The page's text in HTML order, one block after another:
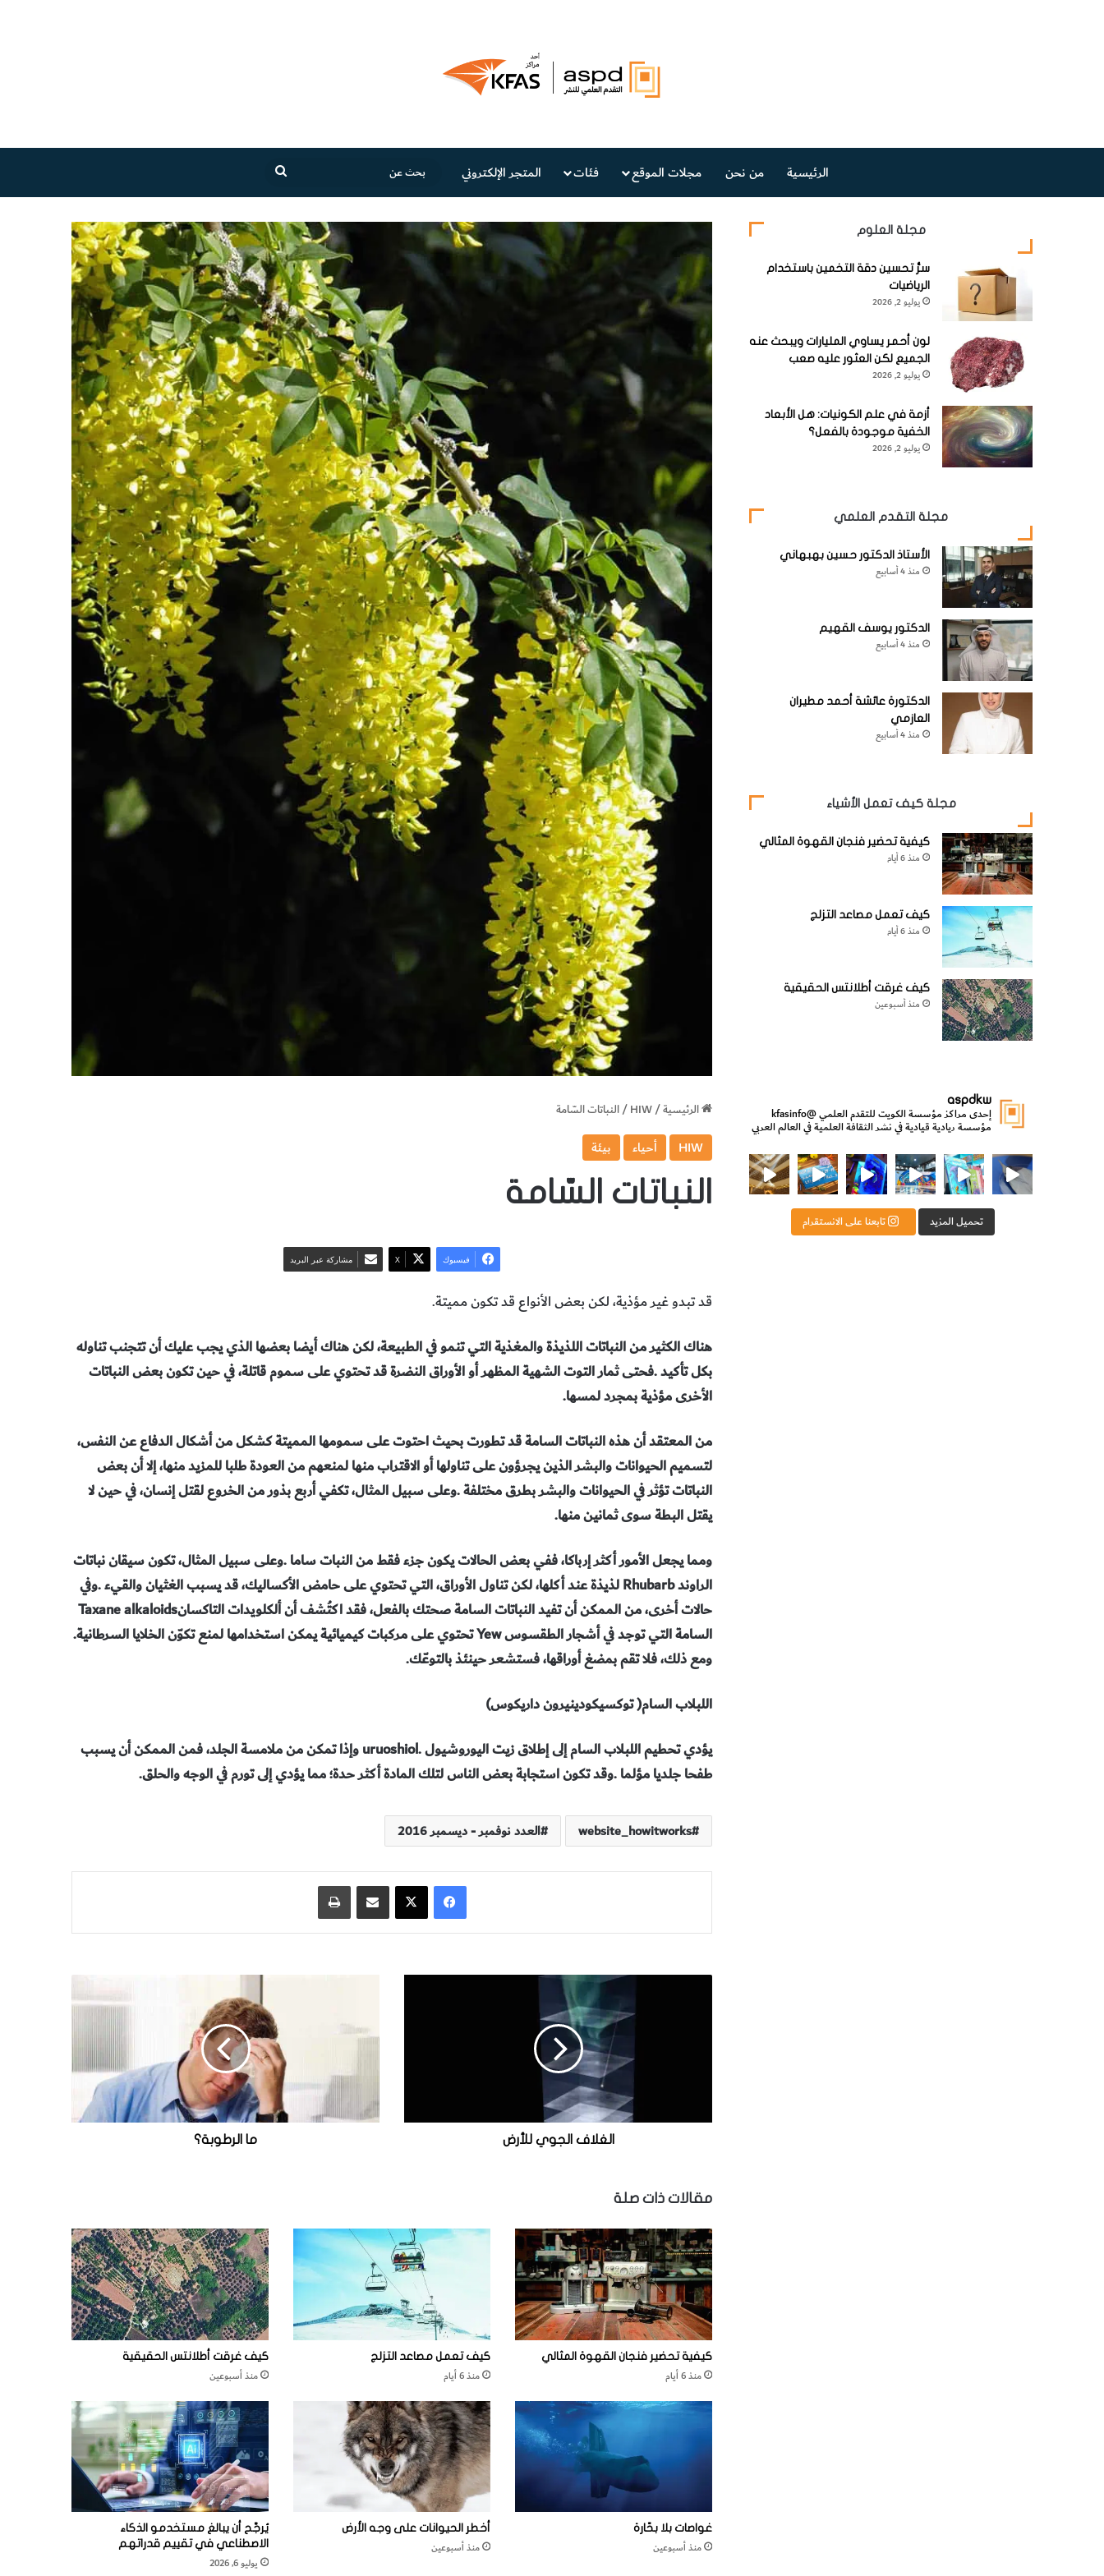
الرئيسية من نحن مجلات الموقع فئات المتجر الإلكتروني
عن
الرئيسية/
HIW
/النباتات السّامة
HIW أحياء بيئة
النباتات السّامة
فيسبوك ‫X مشاركة عبر البريد
قد‭ ‬تبدو‭ ‬غير‭ ‬مؤذية،‭ ‬لكن‭ ‬بعض‭ ‬الأنواع‭ ‬قد‭ ‬تكون‭ ‬مميتة‭.‬
‬الأخرى‭ ‬مؤذية‭ ‬بمجرد‭ ‬لمسها‭.‬
‬يقتل‭ ‬البطة‭ ‬سوى‭ ‬ثمانين‭ ‬منها‭.‬
‬حالات‭ ‬أخرى،‭ ‬من‭ ‬الممكن‭ ‬أن‭ ‬تفيد‭ ‬النباتات‭ ‬السامة‭ ‬صحتك‭ ‬بالفعل،‭ ‬فقد‭ ‬اكتُشف‭ ‬أن‭ ‬ألكلويدات‭ ‬التاكسان‭ ‬Taxane alkaloids‭
‬السامة‭ ‬التي‭ ‬توجد‭ ‬في‭ ‬أشجار‭ ‬الطقسوس‭ ‬Yew‭ ‬تحتوي‭ ‬على‭ ‬مركبات‭ ‬كيميائية‭ ‬يمكن‭ ‬استخدامها‭ ‬لمنع‭ ‬تكوّن‭ ‬الخلايا‭ ‬السرطانية‭.
‬ومع‭ ‬ذلك،‭ ‬فلا‭ ‬تقم‭ ‬بمضغ‭ ‬أوراقها،‭ ‬فستشعر‭ ‬حينئذ‭ ‬بالتوعّك‭.‬
اللبلاب‭ ‬السام‭ )‬توكسيكودينيرون‭ ‬داريكوس‭(
‬طفحا‭ ‬جلديا‭ ‬مؤلما‭. ‬وقد‭ ‬تكون‭ ‬استجابة‭ ‬بعض‭ ‬الناس‭ ‬لتلك‭ ‬المادة‭ ‬أكثر‭ ‬حدة؛‭ ‬مما‭ ‬يؤدي‭ ‬إلى‭ ‬تورم‭ ‬في‭ ‬الوجه‭ ‬والحلق‭.‬
website_howitworks العدد نوفمبر - ديسمبر 2016
فيسبوك ‫X مشاركة عبر البريد
ج
ل
أ
ر
ض
الغلاف الجوي للأرض
ل
ب
ة
ما الرطوبة؟
مقالات ذات صلة
كيفية تحضير فنجان القهوة المثالي
منذ 6 أيام
كيف تعمل مصاعد التزلج
منذ 6 أيام
كيف غرقت أطلانتس الحقيقية
منذ أسبوعين
غواصات بلا بحّارة
منذ أسبوعين
أخطر الحيوانات على وجه الأرض
منذ أسبوعين
يُرجَّح أن يبالغ مستخدمو الذكاء
الاصطناعي في تقييم قدراتهم
يوليو 6, 2026
مجلة العلوم
سرُّ تحسين دقة التخمين باستخدام
الرياضيات
يوليو 2, 2026
لون أحمر يساوي المليارات ويبحث عنه
الجميع لكن العثور عليه صعب
يوليو 2, 2026
أزمة في علم الكونيات: هل الأبعاد
الخفية موجودة بالفعل؟
يوليو 2, 2026
مجلة التقدم العلمي
الأستاذ الدكتور حسين بهبهاني
منذ 4 أسابيع
الدكتور يوسف القهيم
منذ 4 أسابيع
الدكتورة عائشة أحمد مطيران
العازمي
منذ 4 أسابيع
مجلة كيف تعمل الأشياء
كيفية تحضير فنجان القهوة المثالي
منذ 6 أيام
كيف تعمل مصاعد التزلج
منذ 6 أيام
كيف غرقت أطلانتس الحقيقية
منذ أسبوعين
aspdkw
إحدى مراكز مؤسسة الكويت للتقدم العلمي@kfasinfo
مؤسسة ريادية قيادية في نشر الثقافة العلمية في العالم العربي
ووزير الدولة لشؤون الش
من الأعماق نكتشف ومن الكتب نتعلّم⁨ رجعنا! ما كنّا بعيد! مجهزين لكم كل جديد!⁩
تحميل المزيد تابعنا على الانستقرام